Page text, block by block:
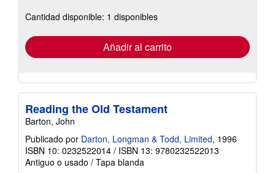
las
tarifas
envío
Cantidad disponible: 1 disponibles
Añadir al carrito
Reading the Old Testament
Barton, John
Publicado por Darton, Longman & Todd, Limited, 1996
ISBN 10: 0232522014 / ISBN 13: 9780232522013
Antiguo o usado / Tapa blanda